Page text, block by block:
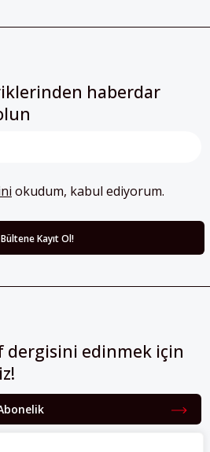
haberdar
okudum, kabul ediyorum.
dergisini edinmek için